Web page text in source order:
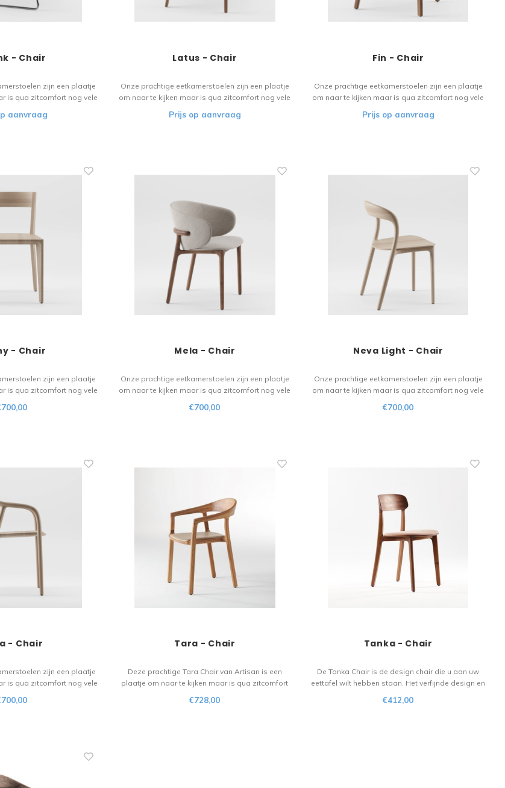
- Chair
zijn een plaatje
is qua zitcomfort nog vele
stoel voor de liefhebber!
aanvraag
Latus - Chair
Onze prachtige eetkamerstoelen zijn een plaatje
om naar te kijken maar is qua zitcomfort nog vele
het verfijnde design. Een stoel voor de liefhebber!
Prijs op aanvraag
Fin - Chair
Onze prachtige eetkamerstoelen zijn een plaatje
om naar te kijken maar is qua zitcomfort nog vele
het verfijnde design. Een stoel voor de liefhebber!
Prijs op aanvraag
- Chair
zijn een plaatje
is qua zitcomfort nog vele
stoel voor de liefhebber!
Mela - Chair
Onze prachtige eetkamerstoelen zijn een plaatje
om naar te kijken maar is qua zitcomfort nog vele
het verfijnde design. Een stoel voor de liefhebber!
€700,00
Neva Light - Chair
Onze prachtige eetkamerstoelen zijn een plaatje
om naar te kijken maar is qua zitcomfort nog vele
het verfijnde design. Een stoel voor de liefhebber!
€700,00
- Chair
zijn een plaatje
is qua zitcomfort nog vele
stoel voor de liefhebber!
Tara - Chair
Deze prachtige Tara Chair van Artisan is een
plaatje om naar te kijken maar is qua zitcomfort
over in het verfijnde design. Een stoel voor de
€728,00
Tanka - Chair
De Tanka Chair is de design chair die u aan uw
eettafel wilt hebben staan. Het verfijnde design en
lust om naar te kijken en om op te zitten. Design
€412,00